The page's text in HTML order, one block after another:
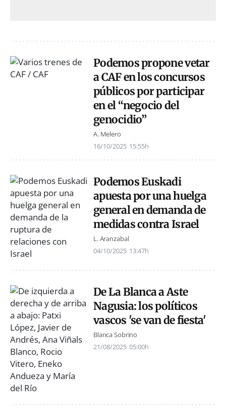
Podemos propone vetar
a CAF en los concursos
públicos por participar
en el “negocio del
genocidio”
A. Melero
16/10/2025 15:55h
Podemos Euskadi
apuesta por una huelga
general en demanda de
medidas contra Israel
L. Aranzabal
04/10/2025 13:47h
De La Blanca a Aste
Nagusia: los políticos
vascos 'se van de fiesta'
Blanca Sobrino
21/08/2025 05:00h